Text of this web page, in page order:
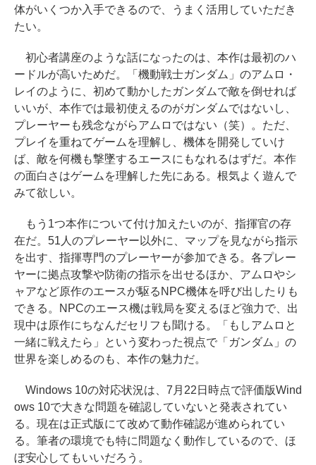
体がいくつか入手できるので、うまく活用していただき
たい。
初心者講座のような話になったのは、本作は最初のハ
ードルが高いためだ。「機動戦士ガンダム」のアムロ・
レイのように、初めて動かしたガンダムで敵を倒せれば
いいが、本作では最初使えるのがガンダムではないし、
プレーヤーも残念ながらアムロではない（笑）。ただ、
プレイを重ねてゲームを理解し、機体を開発していけ
ば、敵を何機も撃墜するエースにもなれるはずだ。本作
の面白さはゲームを理解した先にある。根気よく遊んで
みて欲しい。
もう1つ本作について付け加えたいのが、指揮官の存
在だ。51人のプレーヤー以外に、マップを見ながら指示
を出す、指揮専門のプレーヤーが参加できる。各プレー
ヤーに拠点攻撃や防衛の指示を出せるほか、アムロやシ
ャアなど原作のエースが駆るNPC機体を呼び出したりも
できる。NPCのエース機は戦局を変えるほど強力で、出
現中は原作にちなんだセリフも聞ける。「もしアムロと
一緒に戦えたら」という変わった視点で「ガンダム」の
世界を楽しめるのも、本作の魅力だ。
Windows 10の対応状況は、7月22日時点で評価版Wind
ows 10で大きな問題を確認していないと発表されてい
る。現在は正式版にて改めて動作確認が進められてい
る。筆者の環境でも特に問題なく動作しているので、ほ
ぼ安心してもいいだろう。